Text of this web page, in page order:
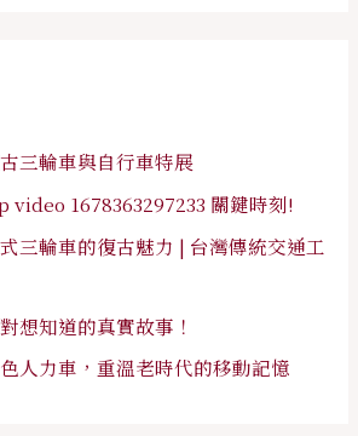
三輪車與自行車特展
video 1678363297233 關鍵時刻!
三輪車的復古魅力 | 台灣傳統交通工
想知道的真實故事！
人力車，重溫老時代的移動記憶